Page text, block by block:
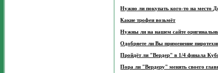
Нужно ли покупать кого-то на место
Какие трофеи возьмёт
Нужны ли на нашем сайте
Одобряете ли Вы применение
Пройдёт ли "Вердер" в 1/4 финала
Пора ли "Вердеру" менять своего